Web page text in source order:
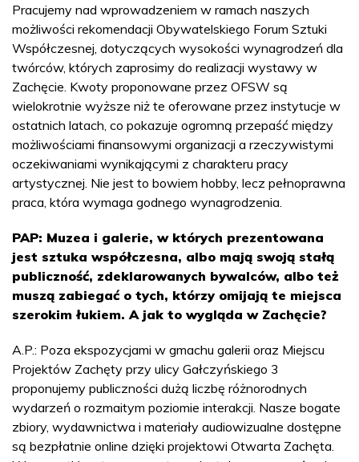
Pracujemy nad wprowadzeniem w ramach naszych
możliwości rekomendacji Obywatelskiego Forum Sztuki
Współczesnej, dotyczących wysokości wynagrodzeń dla
twórców, których zaprosimy do realizacji wystawy w
Zachęcie. Kwoty proponowane przez OFSW są
wielokrotnie wyższe niż te oferowane przez instytucje w
ostatnich latach, co pokazuje ogromną przepaść między
możliwościami finansowymi organizacji a rzeczywistymi
oczekiwaniami wynikającymi z charakteru pracy
artystycznej. Nie jest to bowiem hobby, lecz pełnoprawna
praca, która wymaga godnego wynagrodzenia.
PAP: Muzea i galerie, w których prezentowana
jest sztuka współczesna, albo mają swoją stałą
publiczność, zdeklarowanych bywalców, albo też
muszą zabiegać o tych, którzy omijają te miejsca
szerokim łukiem. A jak to wygląda w Zachęcie?
A.P.: Poza ekspozycjami w gmachu galerii oraz Miejscu
Projektów Zachęty przy ulicy Gałczyńskiego 3
proponujemy publiczności dużą liczbę różnorodnych
wydarzeń o rozmaitym poziomie interakcji. Nasze bogate
zbiory, wydawnictwa i materiały audiowizualne dostępne
są bezpłatnie online dzięki projektowi Otwarta Zachęta.